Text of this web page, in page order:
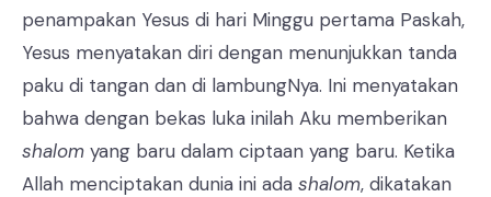
penampakan Yesus di hari Minggu pertama Paskah,
Yesus menyatakan diri dengan menunjukkan tanda
paku di tangan dan di lambungNya. Ini menyatakan
bahwa dengan bekas luka inilah Aku memberikan
shalom yang baru dalam ciptaan yang baru. Ketika
Allah menciptakan dunia ini ada shalom, dikatakan